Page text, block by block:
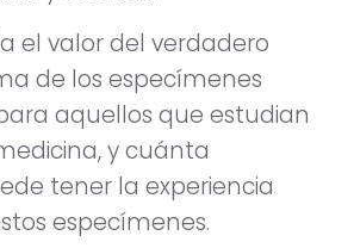
el valor del verdadero
de los especímenes
aquellos que estudian
y cuánta
tener la experiencia
especímenes.